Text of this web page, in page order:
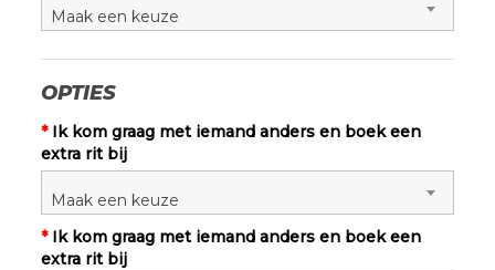
Details*
Details voor
Maak een keuze
OPTIES
*Ik kom graag met iemand anders en boek een
extra rit bij
Maak een keuze
*Ik kom graag met iemand anders en boek een
extra rit bij